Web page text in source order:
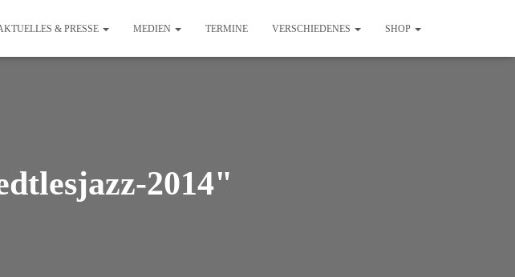
& PRESSE MEDIEN TERMINE VERSCHIEDENES SHOP
2014"